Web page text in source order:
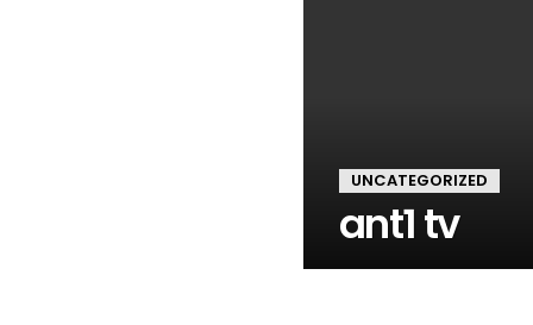
UNCATEGORIZED
ant1 tv